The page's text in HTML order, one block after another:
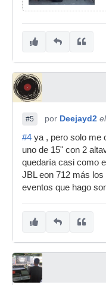
#5 por Deejayd2
#4 ya , pero solo me
uno de 15" con 2
quedaría casi como
JBL eon 712 más
eventos que hago